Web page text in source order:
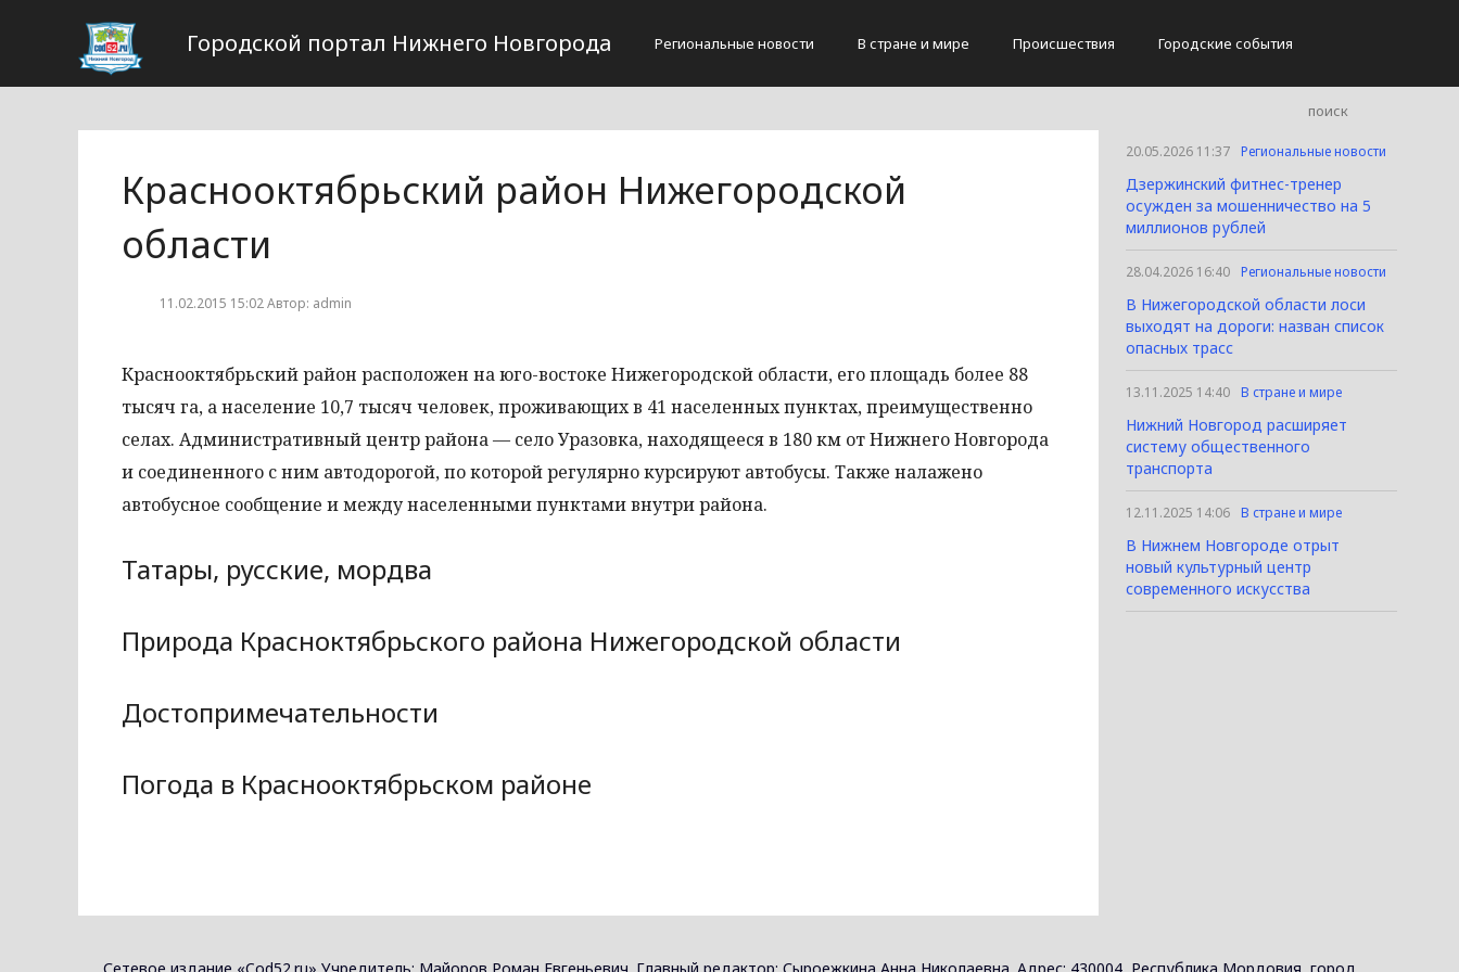
Городской портал Нижнего Новгорода Региональные новости В стране и мире Происшествия Городские события
Краснооктябрьский район Нижегородской
области
11.02.2015 15:02 Автор: admin
Краснооктябрьский район расположен на юго-востоке Нижегородской области, его площадь более 88
тысяч га, а население 10,7 тысяч человек, проживающих в 41 населенных пунктах, преимущественно
селах. Административный центр района — село Уразовка, находящееся в 180 км от Нижнего Новгорода
и соединенного с ним автодорогой, по которой регулярно курсируют автобусы. Также налажено
автобусное сообщение и между населенными пунктами внутри района.
Татары, русские, мордва
Природа Красноктябрьского района Нижегородской области
Достопримечательности
Погода в Краснооктябрьском районе
20.05.2026 11:37 Региональные новости
Дзержинский фитнес-тренер
осужден за мошенничество на 5
миллионов рублей
28.04.2026 16:40 Региональные новости
В Нижегородской области лоси
выходят на дороги: назван список
опасных трасс
13.11.2025 14:40 В стране и мире
Нижний Новгород расширяет
систему общественного
транспорта
12.11.2025 14:06 В стране и мире
В Нижнем Новгороде отрыт
новый культурный центр
современного искусства